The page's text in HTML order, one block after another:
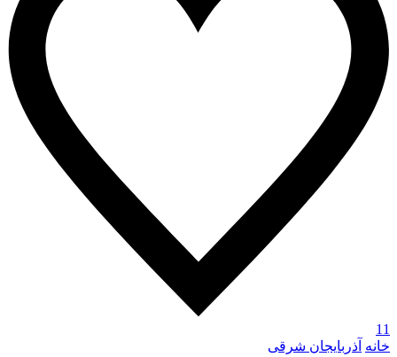
11
خانه آذربایجان شرقی